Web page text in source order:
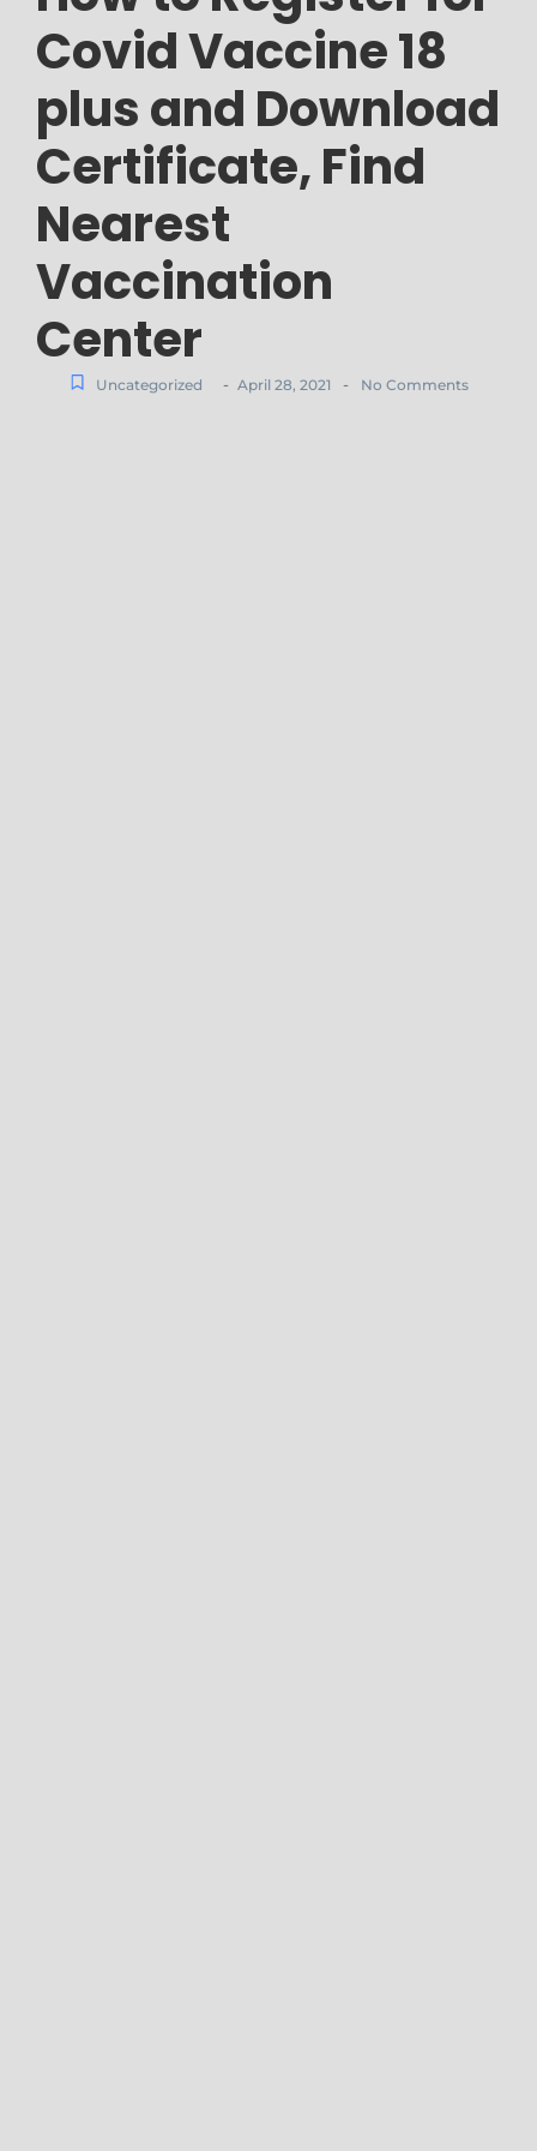
Covid Vaccine 18
plus and Download
Certificate, Find
Nearest
Vaccination
Center
Uncategorized - April 28, 2021 - No Comments